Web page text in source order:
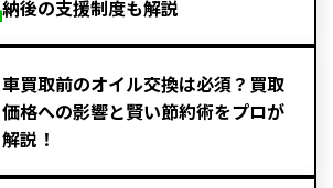
納後の支援制度も解説
車買取前のオイル交換は必須？買取
価格への影響と賢い節約術をプロが
解説！